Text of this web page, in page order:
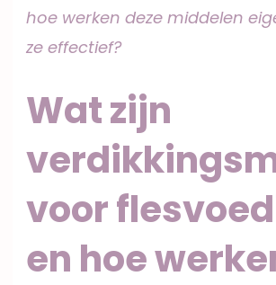
hoe werken deze middelen
ze effectief?
Wat zijn
voor
en hoe